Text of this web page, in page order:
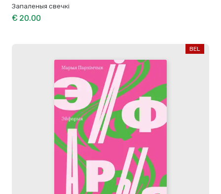
Запаленыя свечкі
€ 20.00
BEL